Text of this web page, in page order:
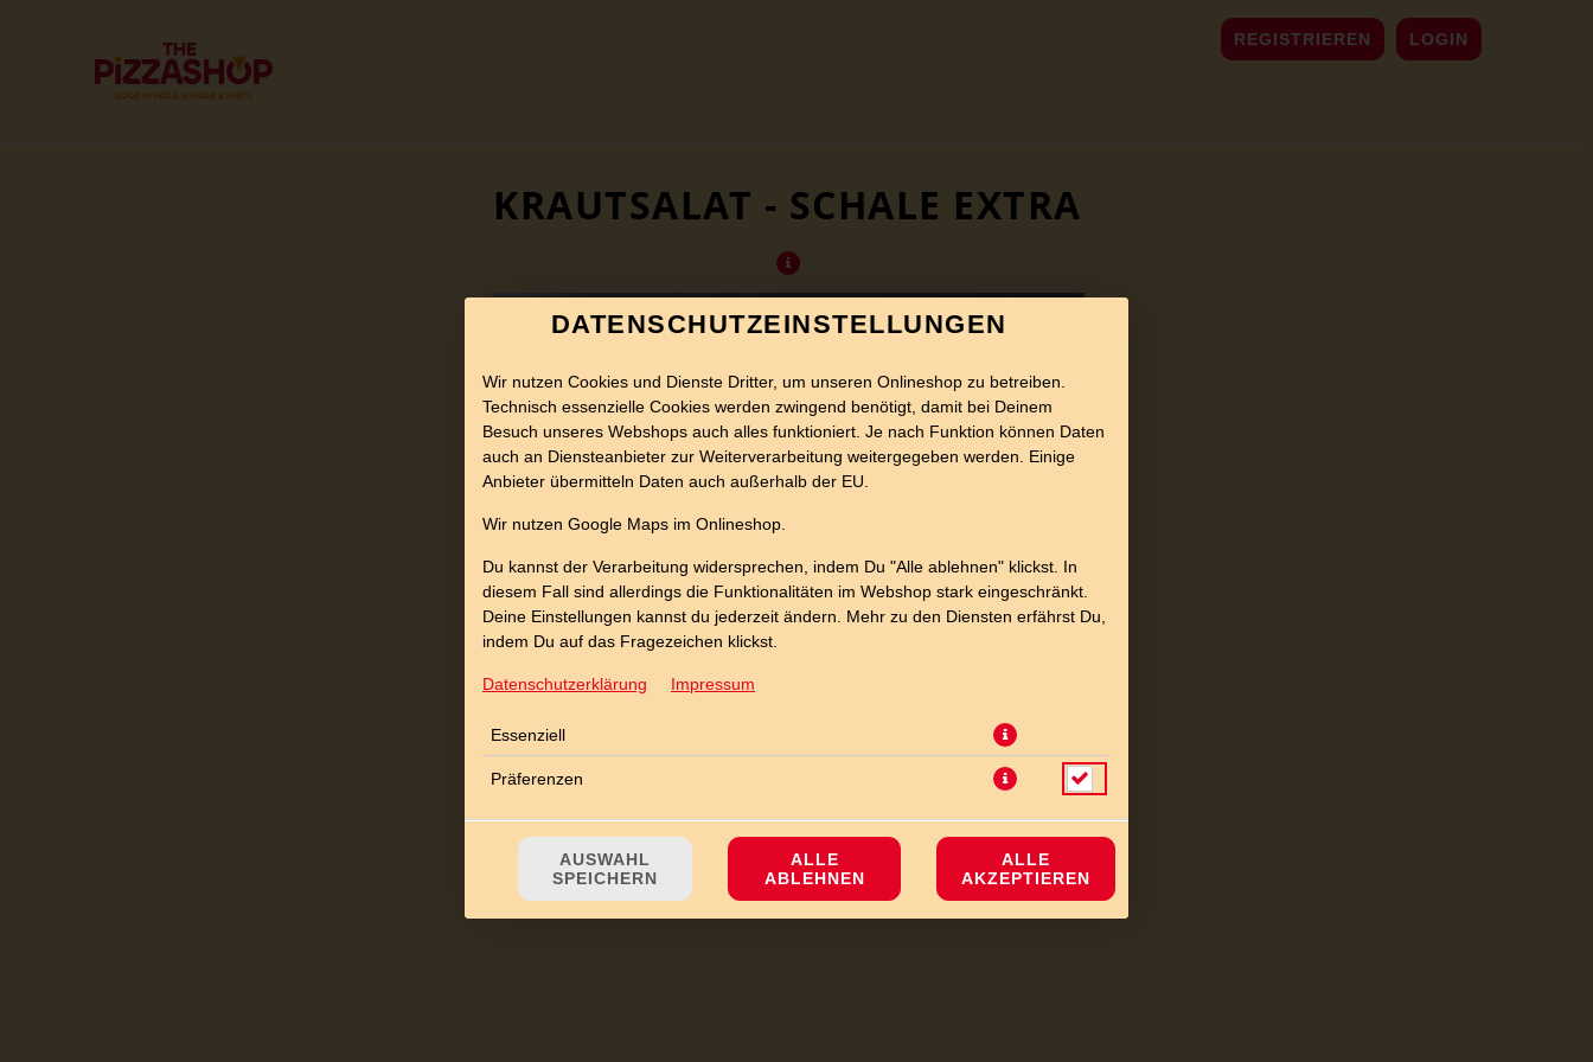
REGISTRIEREN LOGIN
KRAUTSALAT - SCHALE EXTRA
DATENSCHUTZEINSTELLUNGEN
Wir nutzen Cookies und Dienste Dritter, um unseren Onlineshop zu betreiben.
Technisch essenzielle Cookies werden zwingend benötigt, damit bei Deinem
Besuch unseres Webshops auch alles funktioniert. Je nach Funktion können Daten
auch an Diensteanbieter zur Weiterverarbeitung weitergegeben werden. Einige
Anbieter übermitteln Daten auch außerhalb der EU.
Wir nutzen Google Maps im Onlineshop.
Du kannst der Verarbeitung widersprechen, indem Du "Alle ablehnen" klickst. In
diesem Fall sind allerdings die Funktionalitäten im Webshop stark eingeschränkt.
Deine Einstellungen kannst du jederzeit ändern. Mehr zu den Diensten erfährst Du,
indem Du auf das Fragezeichen klickst.
Datenschutzerklärung Impressum
Essenziell
Präferenzen
AUSWAHL
SPEICHERN
ALLE
ABLEHNEN
ALLE
AKZEPTIEREN